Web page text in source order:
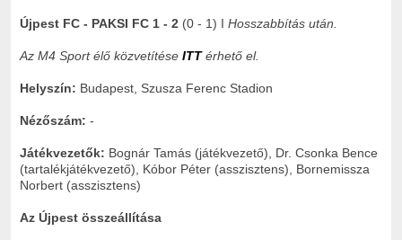
Újpest FC - PAKSI FC 1 - 2 (0 - 1) I Hosszabbítás után.
Az M4 Sport élő közvetítése ITTérhető el.
Helyszín: Budapest, Szusza Ferenc Stadion
Nézőszám: -
Játékvezetők: Bognár Tamás (játékvezető), Dr. Csonka Bence
(tartalékjátékvezető), Kóbor Péter (asszisztens), Bornemissza
Norbert (asszisztens)
Az Újpest összeállítása